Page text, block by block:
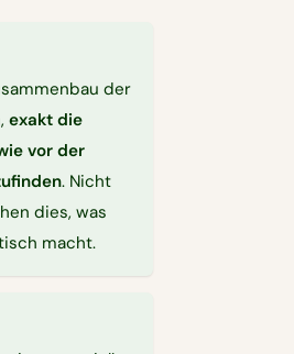
der
exakt die
vor der
. Nicht
dies, was
macht.